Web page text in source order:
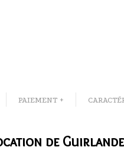
PAIEMENT +
de